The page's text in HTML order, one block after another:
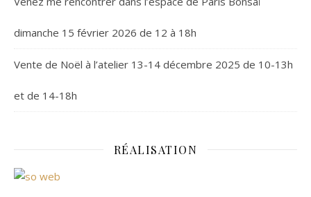
dimanche 15 février 2026 de 12 à 18h
Vente de Noël à l’atelier 13-14 décembre 2025 de 10-13h
et de 14-18h
RÉALISATION